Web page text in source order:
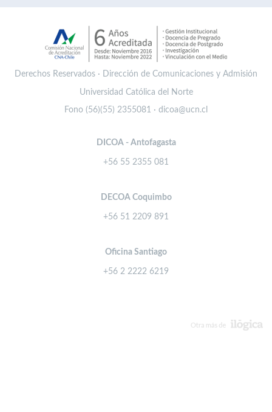
Derechos Reservados · Dirección de Comunicaciones y Admisión
Universidad Católica del Norte
Fono (56)(55) 2355081 · dicoa@ucn.cl
DICOA - Antofagasta
+56 55 2355 081
DECOA Coquimbo
+56 51 2209 891
Oficina Santiago
+56 2 2222 6219